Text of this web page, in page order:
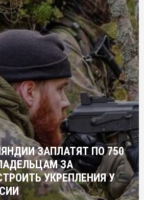
ЗАПЛАТЯТ ПО 750
ЗА
УКРЕПЛЕНИЯ У